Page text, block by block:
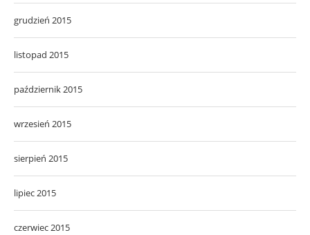
grudzień 2015
listopad 2015
październik 2015
wrzesień 2015
sierpień 2015
lipiec 2015
czerwiec 2015